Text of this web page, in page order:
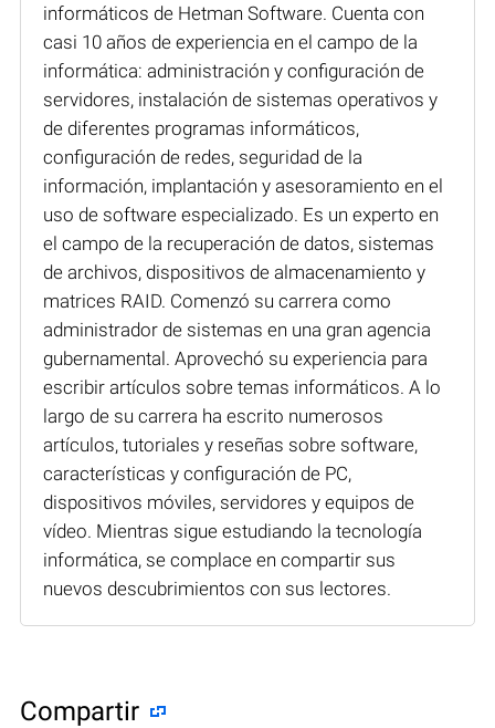
informáticos de Hetman Software. Cuenta con
casi 10 años de experiencia en el campo de la
informática: administración y configuración de
servidores, instalación de sistemas operativos y
de diferentes programas informáticos,
configuración de redes, seguridad de la
información, implantación y asesoramiento en el
uso de software especializado. Es un experto en
el campo de la recuperación de datos, sistemas
de archivos, dispositivos de almacenamiento y
matrices RAID. Comenzó su carrera como
administrador de sistemas en una gran agencia
gubernamental. Aprovechó su experiencia para
escribir artículos sobre temas informáticos. A lo
largo de su carrera ha escrito numerosos
artículos, tutoriales y reseñas sobre software,
características y configuración de PC,
dispositivos móviles, servidores y equipos de
vídeo. Mientras sigue estudiando la tecnología
informática, se complace en compartir sus
nuevos descubrimientos con sus lectores.
Compartir